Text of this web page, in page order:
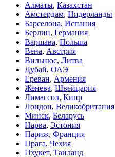
Алматы, Казахстан
Амстердам, Нидерланды
Барселона, Испания
Берлин, Германия
Варшава, Польша
Вена, Австрия
Вильнюс, Литва
Дубай, ОАЭ
Ереван, Армения
Женева, Швейцария
Лимассол, Кипр
Лондон, Великобритания
Минск, Беларусь
Нарва, Эстония
Париж, Франция
Прага, Чехия
Пхукет, Таиланд